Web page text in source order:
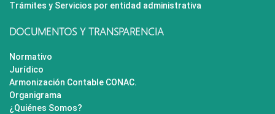
Trámites y Servicios por entidad administrativa
DOCUMENTOS Y TRANSPARENCIA
Normativo
Jurídico
Armonización Contable CONAC.
Organigrama
¿Quiénes Somos?